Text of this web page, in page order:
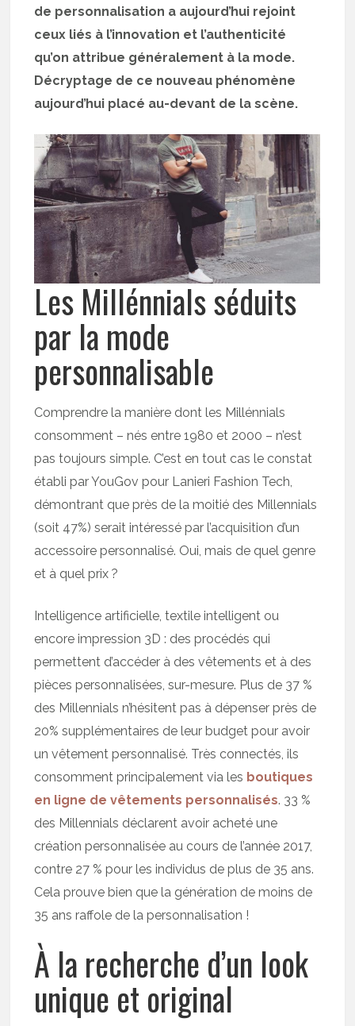
de personnalisation a aujourd’hui rejoint
ceux liés à l’innovation et l’authenticité
qu’on attribue généralement à la mode.
Décryptage de ce nouveau phénomène
aujourd’hui placé au-devant de la scène.
Les Millénnials séduits
par la mode
personnalisable
Comprendre la manière dont les Millénnials
consomment – nés entre 1980 et 2000 – n’est
pas toujours simple. C’est en tout cas le constat
établi par YouGov pour Lanieri Fashion Tech,
démontrant que près de la moitié des Millennials
(soit 47%) serait intéressé par l’acquisition d’un
accessoire personnalisé. Oui, mais de quel genre
et à quel prix ?
Intelligence artificielle, textile intelligent ou
encore impression 3D : des procédés qui
permettent d’accéder à des vêtements et à des
pièces personnalisées, sur-mesure. Plus de 37 %
des Millennials n’hésitent pas à dépenser près de
20% supplémentaires de leur budget pour avoir
un vêtement personnalisé. Très connectés, ils
consomment principalement via les boutiques
en ligne de vêtements personnalisés. 33 %
des Millennials déclarent avoir acheté une
création personnalisée au cours de l’année 2017,
contre 27 % pour les individus de plus de 35 ans.
Cela prouve bien que la génération de moins de
35 ans raffole de la personnalisation !
À la recherche d’un look
unique et original